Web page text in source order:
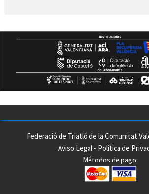
Federació de Triatló de la Comunitat
Aviso Legal- Política de
Métodos de pago: